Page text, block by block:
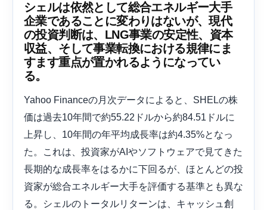
シェルは依然として総合エネルギー大手
企業であることに変わりはないが、現代
の投資判断は、LNG事業の安定性、資本
収益、そして事業転換における規律にま
すます重点が置かれるようになってい
る。
Yahoo Financeの月次データによると、SHELの株
価は過去10年間で約55.22ドルから約84.51ドルに
上昇し、10年間の年平均成長率は約4.35%となっ
た。これは、投資家がAIやソフトウェアで見てきた
長期的な成長率をはるかに下回るが、ほとんどの投
資家が総合エネルギー大手を評価する基準とも異な
る。シェルのトータルリターンは、キャッシュ創